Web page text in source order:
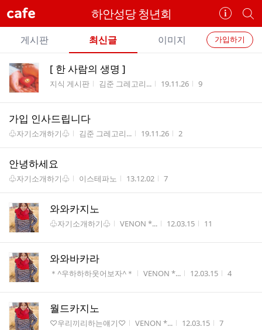
cafe 하안성당 청년회
카
페
정
보
개
별
카
페
카
페
메
뉴
가입하기
게시판 최신글 이미지
전
체
글
리
[ 한 사람의 생명 ]
게시판명
지식 게시판 작성자
김준 그레고리... 작성시간
19.11.26 조회수
9
가입 인사드립니다
게시판명
♧자기소개하기♧ 작성자
김준 그레고리... 작성시간
19.11.26 조회수
2
안녕하세요
게시판명
♧자기소개하기♧ 작성자
이스테파노 작성시간
13.12.02 조회수
7
와와카지노
게시판명
♧자기소개하기♧ 작성자
VENON *... 작성시간
12.03.15 조회수
11
와와바카라
게시판명
＊^우하하하웃어보자^＊ 작성자
VENON *... 작성시간
12.03.15 조회수
4
월드카지노
게시판명
♡우리끼리하는얘기♡ 작성자
VENON *... 작성시간
12.03.15 조회수
7